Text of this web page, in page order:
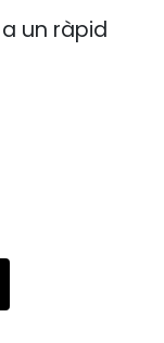
un ràpid